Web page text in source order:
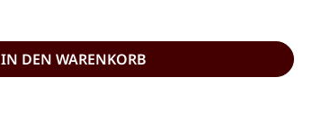
IN DEN WARENKORB